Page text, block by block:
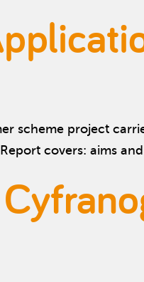
scheme project
covers: aims